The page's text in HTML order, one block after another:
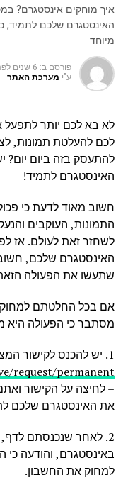
איך מוחקים אינסטגרם?
האינסטגרם שלכם לתמיד,
מיוחד
פורסם ב: 6 שנים לפני
ע"י מערכת האתר
לא בא לכם יותר
לכם להעלטת תמונות,
להתעסק בזה ביום
האינסטגרם לתמיד!
חשוב מאוד לדעת כי
התמונות, העוקבים
לשחזר זאת לעולם. אז
האינסטגרם שלכם,
שתעשו את הפעולה
אם בכל החלטתם
מסתבר כי הפעולה היא
1. יש להכנס לקישור המצורף:
request/permanent/
– לחיצה על הקישור
את האינסטגרם שלכם
2. לאחר שנכנסתם
באינסטגרם, והודעה
למחוק את החשבון.